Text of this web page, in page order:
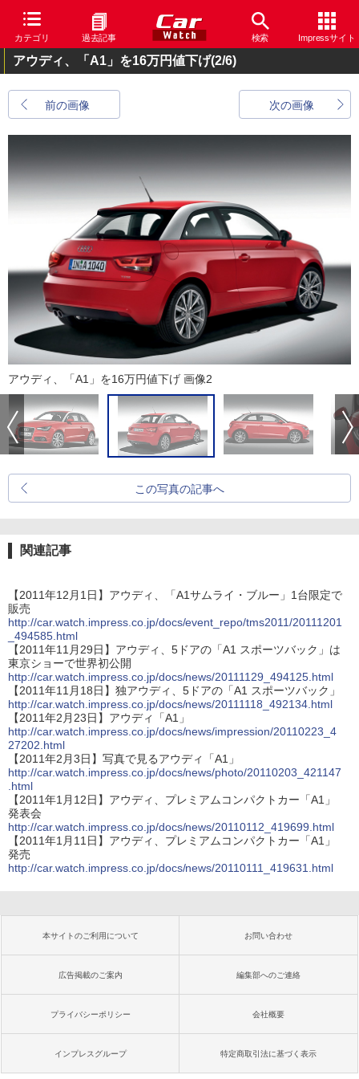
カテゴリ 過去記事 検索 Impressサイト
アウディ、「A1」を16万円値下げ(2/6)
前の画像 次の画像
アウディ、「A1」を16万円値下げ 画像2
この写真の記事へ
関連記事
【2011年12月1日】アウディ、「A1サムライ・ブルー」1台限定で
販売
http://car.watch.impress.co.jp/docs/event_repo/tms2011/20111201
_494585.html
【2011年11月29日】アウディ、5ドアの「A1 スポーツバック」は
東京ショーで世界初公開
http://car.watch.impress.co.jp/docs/news/20111129_494125.html
【2011年11月18日】独アウディ、5ドアの「A1 スポーツバック」
http://car.watch.impress.co.jp/docs/news/20111118_492134.html
【2011年2月23日】アウディ「A1」
http://car.watch.impress.co.jp/docs/news/impression/20110223_4
27202.html
【2011年2月3日】写真で見るアウディ「A1」
http://car.watch.impress.co.jp/docs/news/photo/20110203_421147
.html
【2011年1月12日】アウディ、プレミアムコンパクトカー「A1」
発表会
http://car.watch.impress.co.jp/docs/news/20110112_419699.html
【2011年1月11日】アウディ、プレミアムコンパクトカー「A1」
発売
http://car.watch.impress.co.jp/docs/news/20110111_419631.html
本サイトのご利用について お問い合わせ
広告掲載のご案内 編集部へのご連絡
プライバシーポリシー 会社概要
インプレスグループ 特定商取引法に基づく表示